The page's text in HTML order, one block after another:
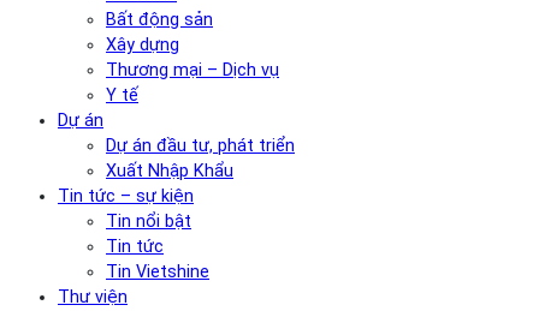
Bất động sản
Xây dựng
Thương mại – Dịch vụ
Y tế
Dự án
Dự án đầu tư, phát triển
Xuất Nhập Khẩu
Tin tức – sự kiện
Tin nổi bật
Tin tức
Tin Vietshine
Thư viện